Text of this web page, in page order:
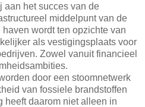
aan het succes van de
middelpunt van de
wordt ten opzichte van
als vestigingsplaats voor
Zowel vanuit financieel
door een stoomnetwerk
van fossiele brandstoffen
heeft daarom niet alleen in